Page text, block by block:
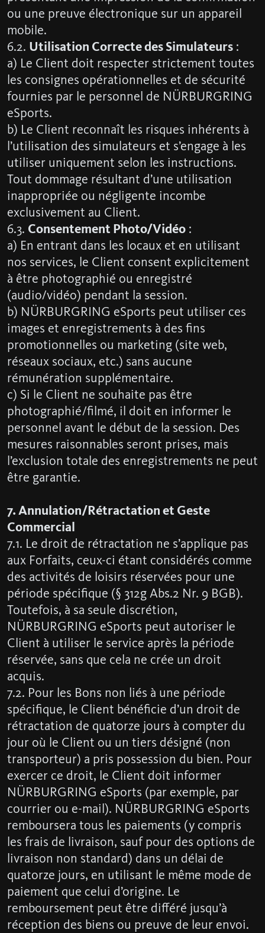
ou une preuve électronique sur un appareil
mobile.
6.2. Utilisation Correcte des Simulateurs :
a) Le Client doit respecter strictement toutes
les consignes opérationnelles et de sécurité
fournies par le personnel de NÜRBURGRING
eSports.
b) Le Client reconnaît les risques inhérents à
l’utilisation des simulateurs et s’engage à les
utiliser uniquement selon les instructions.
Tout dommage résultant d’une utilisation
inappropriée ou négligente incombe
exclusivement au Client.
6.3. Consentement Photo/Vidéo :
a) En entrant dans les locaux et en utilisant
nos services, le Client consent explicitement
à être photographié ou enregistré
(audio/vidéo) pendant la session.
b) NÜRBURGRING eSports peut utiliser ces
images et enregistrements à des fins
promotionnelles ou marketing (site web,
réseaux sociaux, etc.) sans aucune
rémunération supplémentaire.
c) Si le Client ne souhaite pas être
photographié/filmé, il doit en informer le
personnel avant le début de la session. Des
mesures raisonnables seront prises, mais
l’exclusion totale des enregistrements ne peut
être garantie.
7. Annulation/Rétractation et Geste
Commercial
7.1. Le droit de rétractation ne s’applique pas
aux Forfaits, ceux-ci étant considérés comme
des activités de loisirs réservées pour une
période spécifique (§ 312g Abs.2 Nr. 9 BGB).
Toutefois, à sa seule discrétion,
NÜRBURGRING eSports peut autoriser le
Client à utiliser le service après la période
réservée, sans que cela ne crée un droit
acquis.
7.2. Pour les Bons non liés à une période
spécifique, le Client bénéficie d’un droit de
rétractation de quatorze jours à compter du
jour où le Client ou un tiers désigné (non
transporteur) a pris possession du bien. Pour
exercer ce droit, le Client doit informer
NÜRBURGRING eSports (par exemple, par
courrier ou e-mail). NÜRBURGRING eSports
remboursera tous les paiements (y compris
les frais de livraison, sauf pour des options de
livraison non standard) dans un délai de
quatorze jours, en utilisant le même mode de
paiement que celui d’origine. Le
remboursement peut être différé jusqu’à
réception des biens ou preuve de leur envoi.